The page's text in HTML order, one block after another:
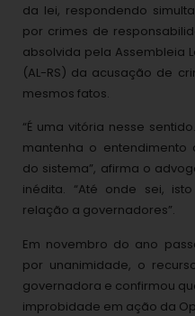
da lei, respondendo
por crimes de
absolvida pela Assembleia
(AL-RS) da acusação de
mesmos fatos.
“É uma vitória nesse
mantenha o
do sistema”, afirma o
inédita. “Até onde sei,
relação a governadores”.
Em novembro do ano
por unanimidade, o
governadora e confirmou
improbidade em ação da